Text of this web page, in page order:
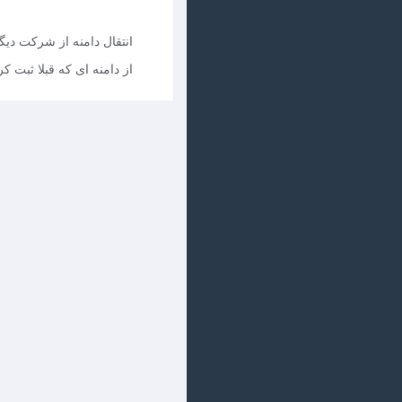
انتقال دامنه از شرکت
از دامنه ای که قبلا ثبت